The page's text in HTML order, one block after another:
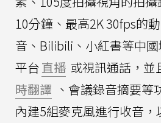
10分鐘、最高2K 30fps的
音、Bilibili、小紅書等中
平台直播 或視訊通話，並
時翻譯 、會議錄音摘要等
內建5組麥克風進行收音